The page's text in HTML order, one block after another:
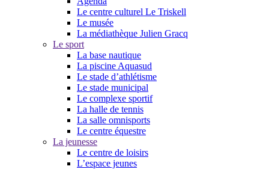
Le centre culturel Le Triskell
Le musée
La médiathèque Julien Gracq
Le sport
La base nautique
La piscine Aquasud
Le stade d’athlétisme
Le stade municipal
Le complexe sportif
La halle de tennis
La salle omnisports
Le centre équestre
La jeunesse
Le centre de loisirs
L’espace jeunes